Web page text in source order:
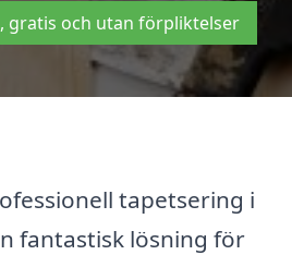
gratis och utan förpliktelser
tapetsering i
fantastisk lösning för